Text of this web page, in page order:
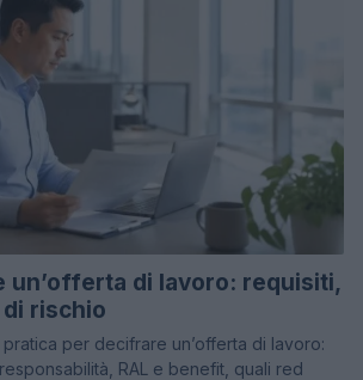
un’offerta di lavoro: requisiti,
di rischio
per decifrare un’offerta di lavoro:
RAL e benefit, quali red